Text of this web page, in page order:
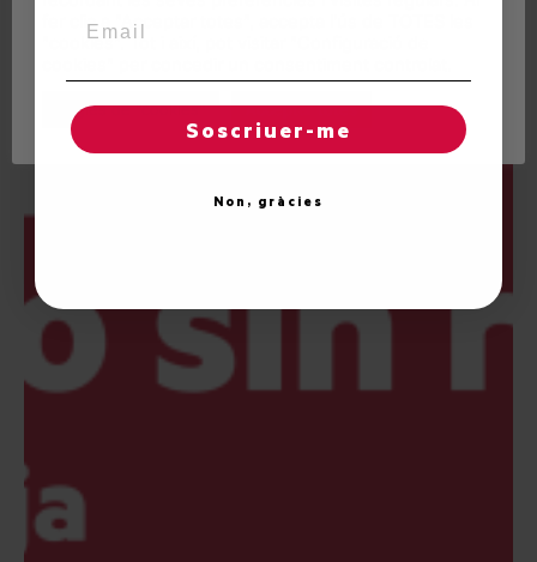
fer clic a "Acceptar totes", accepta l'ús de TOTES les
"cookies". Tot i així, pot visitar "Configuració de
Regles de "cookies" Acceptar totes
Soscriuer-me
Non, gràcies